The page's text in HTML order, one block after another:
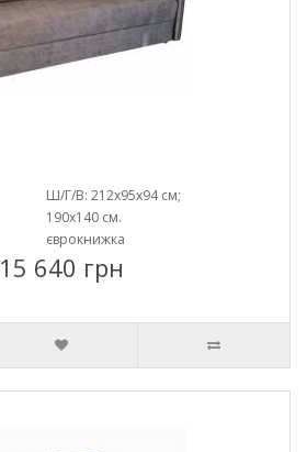
Ш/Г/В: 212х95х94 см;
190х140 см.
єврокнижка
15 640 грн